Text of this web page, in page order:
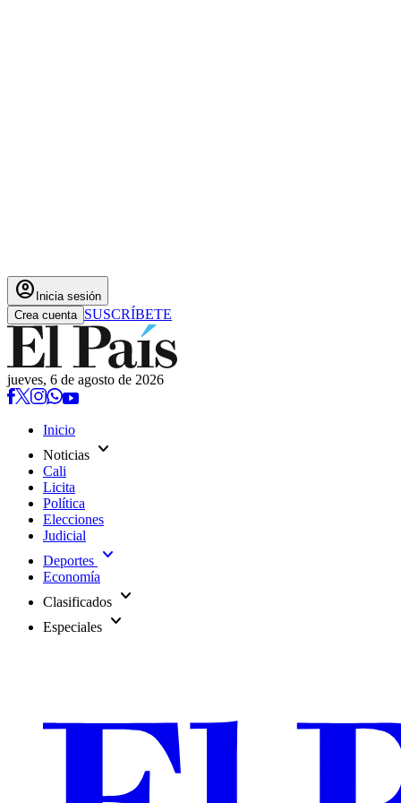
account_circle Inicia sesión
Crea cuenta SUSCRÍBETE
jueves, 6 de agosto de 2026
Inicio
Noticias expand_more
Cali
Licita
Política
Elecciones
Judicial
Deportes expand_more
Economía
Clasificados expand_more
Especiales expand_more